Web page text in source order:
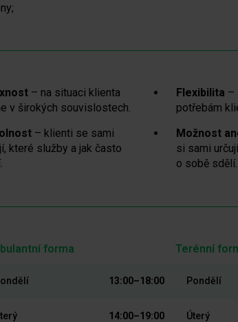
– na situaci klienta
v širokých souvislostech.
– klienti se sami
které služby a jak často
Flexibilita –
potřebám
Možnost
si sami
o sobě sdělí.
forma
13:00–18:00
14:00–19:00
Terénní
Pondělí
Úterý